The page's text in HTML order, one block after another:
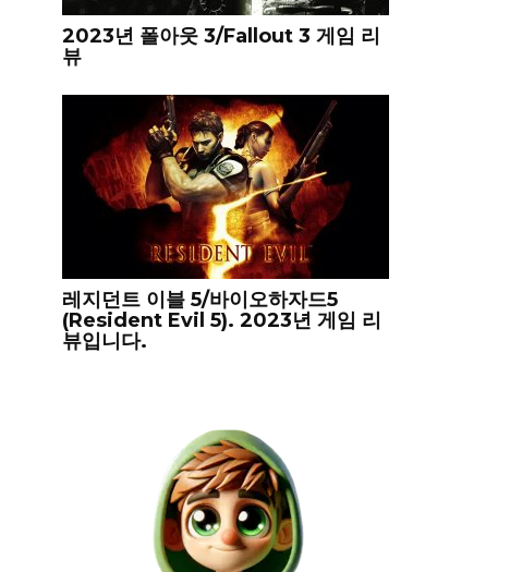
2023년 폴아웃 3/Fallout 3 게임 리
뷰
레지던트 이블 5/바이오하자드5
(Resident Evil 5). 2023년 게임 리
뷰입니다.